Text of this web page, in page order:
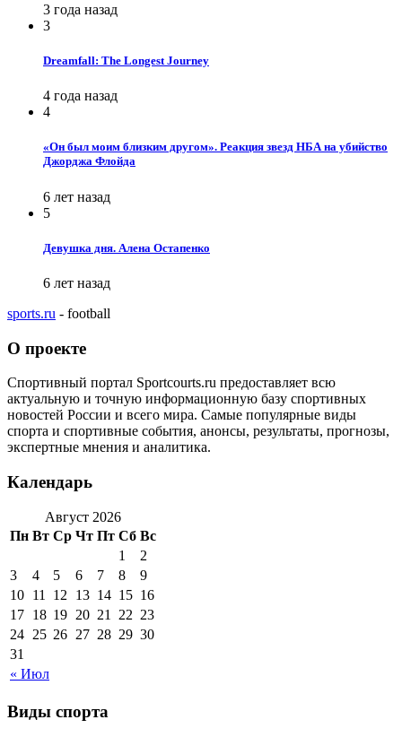
3 года назад
3
Dreamfall: The Longest Journey
4 года назад
4
«Он был моим близким другом». Реакция звезд НБА на убийство
Джорджа Флойда
6 лет назад
5
Девушка дня. Алена Остапенко
6 лет назад
sports.ru - football
О проекте
Спортивный портал Sportcourts.ru предоставляет всю
актуальную и точную информационную базу спортивных
новостей России и всего мира. Самые популярные виды
спорта и спортивные события, анонсы, результаты, прогнозы,
экспертные мнения и аналитика.
Календарь
Август 2026
Пн Вт Ср Чт Пт Сб Вс
« Июл
1
2
3
4 5 6 7 8
9
10 11 12 13 14 15 16
17 18 19 20 21 22 23
24 25 26 27 28 29 30
31
Виды спорта